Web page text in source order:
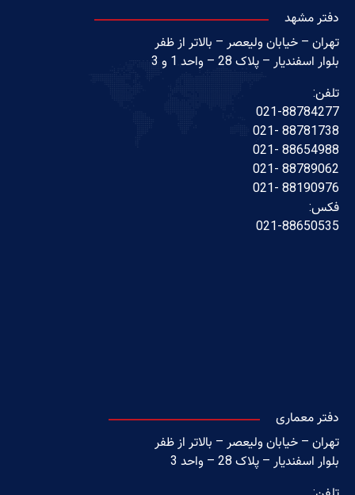
دفتر مشهد
تهران – خیابان ولیعصر – بالاتر از ظفر
بلوار اسفندیار – پلاک 28 – واحد 1 و 3
تلفن:
021-88784277
88781738 -021
88654988 -021
88789062 -021
88190976 -021
فکس:
021-88650535
دفتر معماری
تهران – خیابان ولیعصر – بالاتر از ظفر
بلوار اسفندیار – پلاک 28 – واحد 3